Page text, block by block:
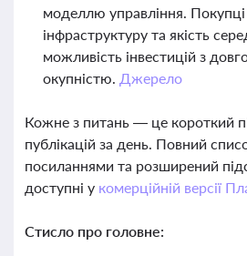
моделлю управління. Покупці
інфраструктуру та якість
можливість інвестицій з
окупністю. Джерело
Кожне з питань — це короткий
публікацій за день. Повний
посиланнями та розширений
доступні у комерційній версії
Стисло про головне: